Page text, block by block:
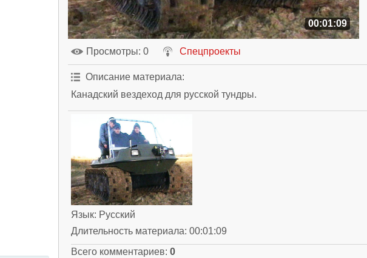
00:01:09
Просмотры: 0 Спецпроекты
Описание материала:
Канадский вездеход для русской тундры.
Язык: Русский
Длительность материала: 00:01:09
Всего комментариев: 0